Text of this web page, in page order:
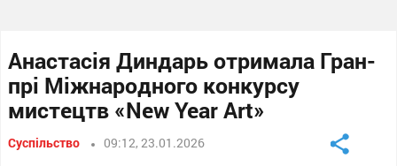
Анастасія Диндарь отримала Гран-
прі Міжнародного конкурсу
мистецтв «New Year Art»
Суспільство 09:12, 23.01.2026